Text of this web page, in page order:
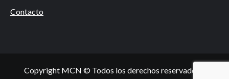
Contacto
Copyright MCN © Todos los derechos reservados.